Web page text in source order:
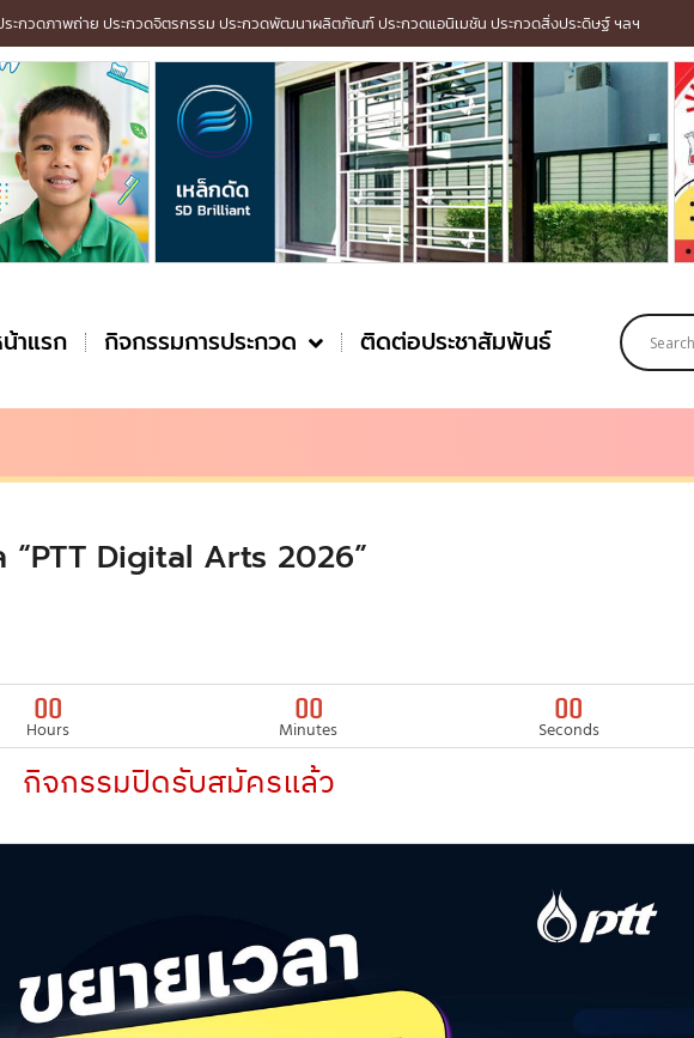
ะกวดภาพถ่าย ประกวดจิตรกรรม ประกวดพัฒนาผลิตภัณฑ์ ประกวดแอนิเมชัน ประกวดสิ่งประดิษฐ์ ฯลฯ
าแรก กิจกรรมการประกวด ติดต่อประชาสัมพันธ์
Digital Arts 2026”
00
Hours
00
Minutes
00
Seconds
กิจกรรมปิดรับสมัครแล้ว